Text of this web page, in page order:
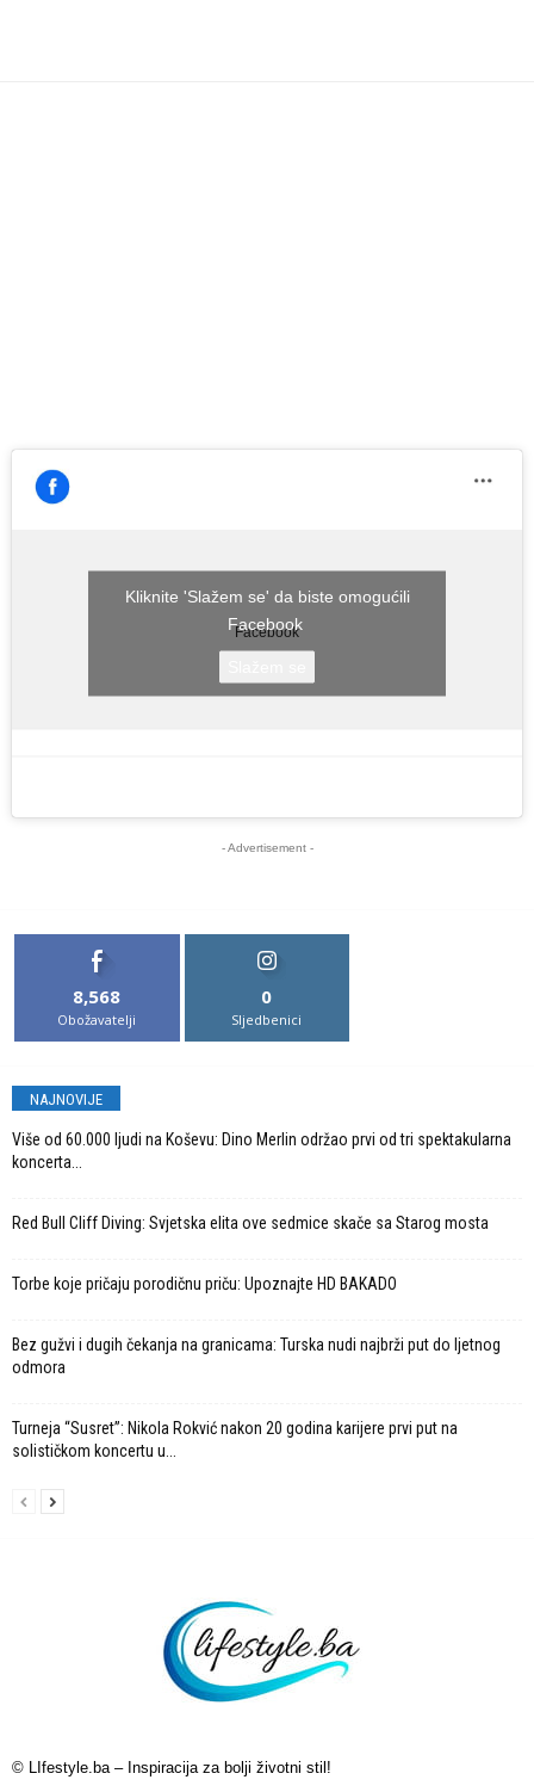
Facebook
Kliknite 'Slažem se' da biste omogućili
Facebook
- Advertisement -
8,568
Obožavatelji
0
Sljedbenici
NAJNOVIJE
Više od 60.000 ljudi na Koševu: Dino Merlin održao prvi od tri spektakularna
koncerta...
Red Bull Cliff Diving: Svjetska elita ove sedmice skače sa Starog mosta
Torbe koje pričaju porodičnu priču: Upoznajte HD BAKADO
Bez gužvi i dugih čekanja na granicama: Turska nudi najbrži put do ljetnog
odmora
Turneja “Susret”: Nikola Rokvić nakon 20 godina karijere prvi put na
solističkom koncertu u...
© LIfestyle.ba – Inspiracija za bolji životni stil!